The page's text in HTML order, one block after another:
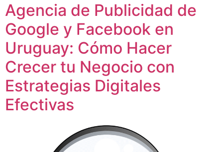
Agencia de Publicidad de
Google y Facebook en
Uruguay: Cómo Hacer
Crecer tu Negocio con
Estrategias Digitales
Efectivas